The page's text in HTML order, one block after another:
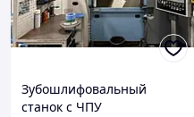
Зубошлифовальный
станок с ЧПУ